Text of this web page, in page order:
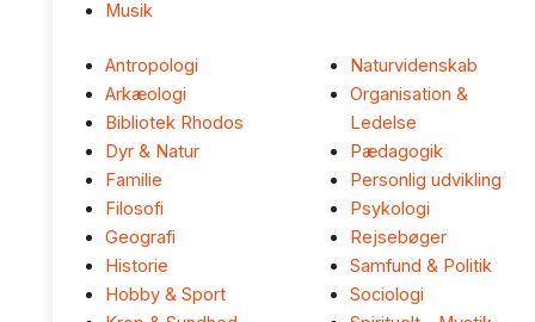
Musik
Antropologi
Arkæologi
Bibliotek Rhodos
Dyr & Natur
Familie
Filosofi
Geografi
Historie
Hobby & Sport
Naturvidenskab
Organisation &
Ledelse
Pædagogik
Personlig udvikling
Psykologi
Rejsebøger
Samfund & Politik
Sociologi